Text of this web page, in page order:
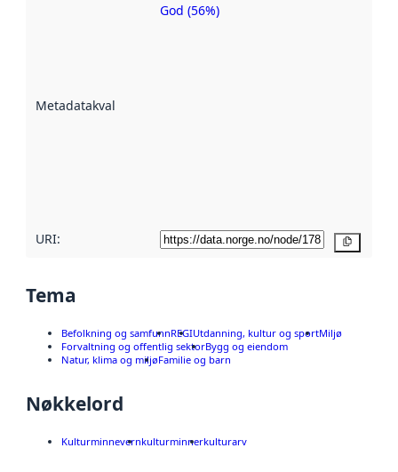
Metadatakvalitet
Metadatakvalitet
God (56%)
URI:
Tema
Befolkning og samfunnREGIUtdanning, kultur og sportMiljø
Forvaltning og offentlig sektorBygg og eiendom
Natur, klima og miljøFamilie og barn
Nøkkelord
Kulturminnevernkulturminnerkulturarv